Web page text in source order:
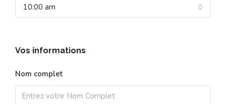
10:00 am
Vos informations
Nom complet